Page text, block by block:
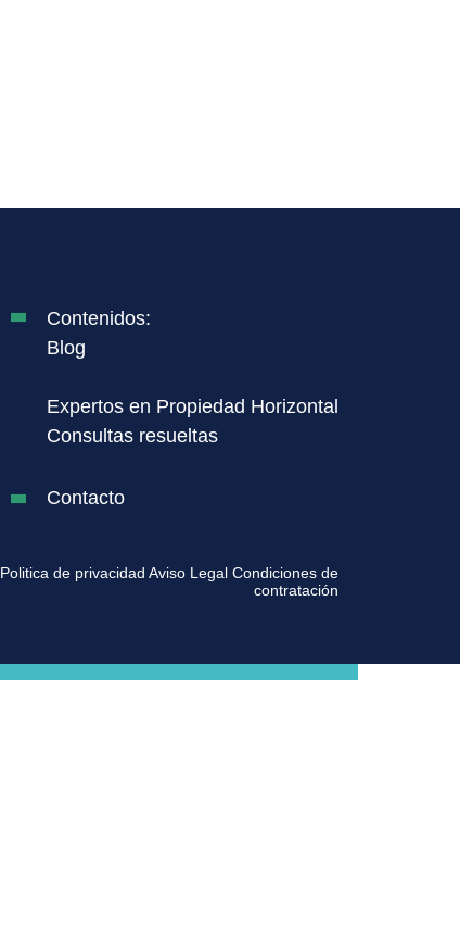
Contenidos:
Blog
Expertos en Propiedad Horizontal
Consultas resueltas
Contacto
Politica de privacidad Aviso Legal Condiciones de
contratación